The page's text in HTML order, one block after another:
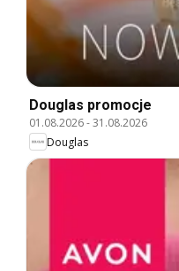
Douglas promocje
01.08.2026-31.08.2026
Douglas